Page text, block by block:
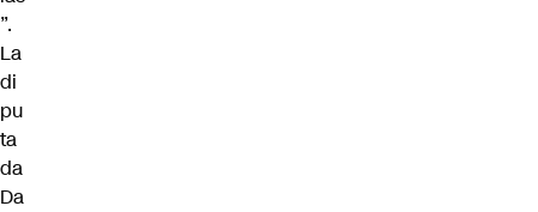
”.
La
di
pu
ta
da
Da